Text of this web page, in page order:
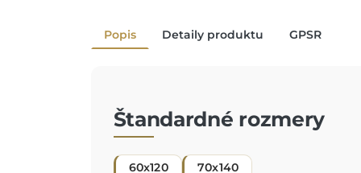
Popis Detaily produktu GPSR
Štandardné rozmery
60x120 70x140